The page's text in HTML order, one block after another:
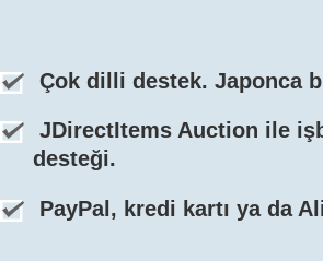
Çok dilli destek. Japonca
JDirectItems Auction ile
desteği.
PayPal, kredi kartı ya da